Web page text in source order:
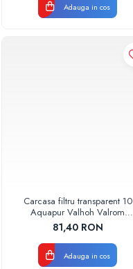
Adauga in cos
Carcasa filtru transparent 10
Aquapur Valhoh Valrom
AQUA00110001032
81,40 RON
Adauga in cos